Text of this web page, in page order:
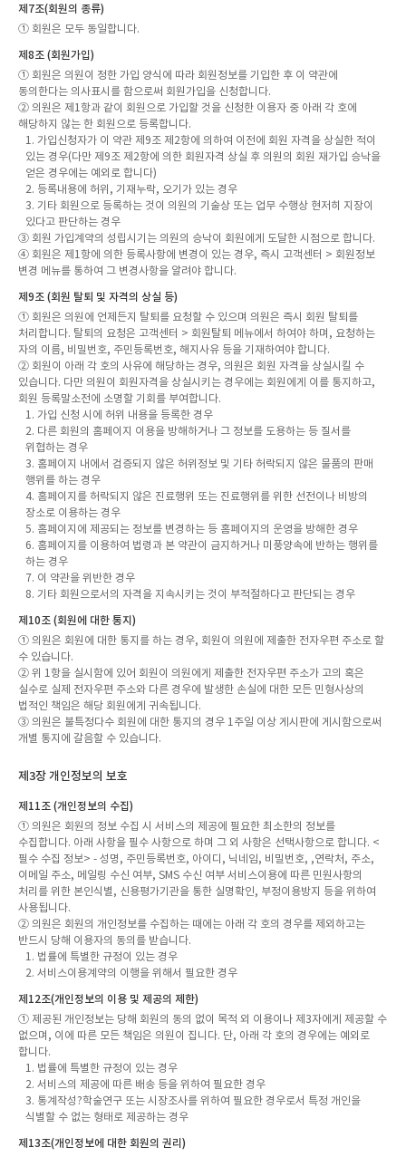
제7조(회원의 종류)
① 회원은 모두 동일합니다.
제8조 (회원가입)
① 회원은 의원이 정한 가입 양식에 따라 회원정보를 기입한 후 이 약관에
동의한다는 의사표시를 함으로써 회원가입을 신청합니다.
② 의원은 제1항과 같이 회원으로 가입할 것을 신청한 이용자 중 아래 각 호에
해당하지 않는 한 회원으로 등록합니다.
1. 가입신청자가 이 약관 제9조 제2항에 의하여 이전에 회원 자격을 상실한 적이
있는 경우(다만 제9조 제2항에 의한 회원자격 상실 후 의원의 회원 재가입 승낙을
얻은 경우에는 예외로 합니다)
2. 등록내용에 허위, 기재누락, 오기가 있는 경우
3. 기타 회원으로 등록하는 것이 의원의 기술상 또는 업무 수행상 현저히 지장이
있다고 판단하는 경우
③ 회원 가입계약의 성립시기는 의원의 승낙이 회원에게 도달한 시점으로 합니다.
④ 회원은 제1항에 의한 등록사항에 변경이 있는 경우, 즉시 고객센터 > 회원정보
변경 메뉴를 통하여 그 변경사항을 알려야 합니다.
제9조 (회원 탈퇴 및 자격의 상실 등)
① 회원은 의원에 언제든지 탈퇴를 요청할 수 있으며 의원은 즉시 회원 탈퇴를
처리합니다. 탈퇴의 요청은 고객센터 > 회원탈퇴 메뉴에서 하여야 하며, 요청하는
자의 이름, 비밀번호, 주민등록번호, 해지사유 등을 기재하여야 합니다.
② 회원이 아래 각 호의 사유에 해당하는 경우, 의원은 회원 자격을 상실시킬 수
있습니다. 다만 의원이 회원자격을 상실시키는 경우에는 회원에게 이를 통지하고,
회원 등록말소전에 소명할 기회를 부여합니다.
1. 가입 신청 시에 허위 내용을 등록한 경우
2. 다른 회원의 홈페이지 이용을 방해하거나 그 정보를 도용하는 등 질서를
위협하는 경우
3. 홈페이지 내에서 검증되지 않은 허위정보 및 기타 허락되지 않은 물품의 판매
행위를 하는 경우
4. 홈페이지를 허락되지 않은 진료행위 또는 진료행위를 위한 선전이나 비방의
장소로 이용하는 경우
5. 홈페이지에 제공되는 정보를 변경하는 등 홈페이지의 운영을 방해한 경우
6. 홈페이지를 이용하여 법령과 본 약관이 금지하거나 미풍양속에 반하는 행위를
하는 경우
7. 이 약관을 위반한 경우
8. 기타 회원으로서의 자격을 지속시키는 것이 부적절하다고 판단되는 경우
제10조 (회원에 대한 통지)
① 의원은 회원에 대한 통지를 하는 경우, 회원이 의원에 제출한 전자우편 주소로 할
수 있습니다.
② 위 1항을 실시함에 있어 회원이 의원에게 제출한 전자우편 주소가 고의 혹은
실수로 실제 전자우편 주소와 다른 경우에 발생한 손실에 대한 모든 민형사상의
법적인 책임은 해당 회원에게 귀속됩니다.
③ 의원은 불특정다수 회원에 대한 통지의 경우 1주일 이상 게시판에 게시함으로써
개별 통지에 갈음할 수 있습니다.
제3장 개인정보의 보호
제11조 (개인정보의 수집)
① 의원은 회원의 정보 수집 시 서비스의 제공에 필요한 최소한의 정보를
수집합니다. 아래 사항을 필수 사항으로 하며 그 외 사항은 선택사항으로 합니다. <
필수 수집 정보> - 성명, 주민등록번호, 아이디, 닉네임, 비밀번호, ,연락처, 주소,
이메일 주소, 메일링 수신 여부, SMS 수신 여부 서비스이용에 따른 민원사항의
처리를 위한 본인식별, 신용평가기관을 통한 실명확인, 부정이용방지 등을 위하여
사용됩니다.
② 의원은 회원의 개인정보를 수집하는 때에는 아래 각 호의 경우를 제외하고는
반드시 당해 이용자의 동의를 받습니다.
1. 법률에 특별한 규정이 있는 경우
2. 서비스이용계약의 이행을 위해서 필요한 경우
제12조(개인정보의 이용 및 제공의 제한)
① 제공된 개인정보는 당해 회원의 동의 없이 목적 외 이용이나 제3자에게 제공할 수
없으며, 이에 따른 모든 책임은 의원이 집니다. 단, 아래 각 호의 경우에는 예외로
합니다.
1. 법률에 특별한 규정이 있는 경우
2. 서비스의 제공에 따른 배송 등을 위하여 필요한 경우
3. 통계작성?학술연구 또는 시장조사를 위하여 필요한 경우로서 특정 개인을
식별할 수 없는 형태로 제공하는 경우
제13조(개인정보에 대한 회원의 권리)